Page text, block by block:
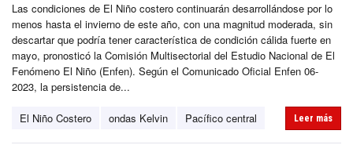
Las condiciones de El Niño costero continuarán desarrollándose por lo
menos hasta el invierno de este año, con una magnitud moderada, sin
descartar que podría tener característica de condición cálida fuerte en
mayo, pronosticó la Comisión Multisectorial del Estudio Nacional de El
Fenómeno El Niño (Enfen). Según el Comunicado Oficial Enfen 06-
2023, la persistencia de...
El Niño Costero ondas Kelvin Pacífico central Leer más